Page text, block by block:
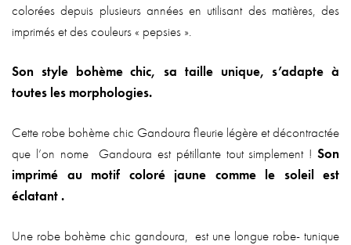
colorées depuis plusieurs années en utilisant des matières, des
imprimés et des couleurs « pepsies ».
Son style bohème chic, sa taille unique, s’adapte à
toutes les morphologies.
Cette robe bohème chic Gandoura fleurie légère et décontractée
que l’on nome Gandoura est pétillante tout simplement ! Son
imprimé au motif coloré jaune comme le soleil est
éclatant .
Une robe bohème chic gandoura, est une longue robe- tunique